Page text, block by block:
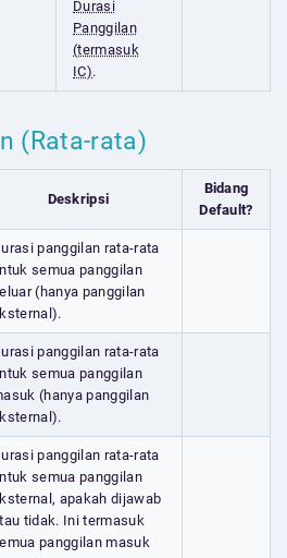
Durasi
Panggilan
(termasuk
IC).
(Rata-rata)
Deskripsi
Bidang
Default?
panggilan rata-rata
semua panggilan
(hanya panggilan
panggilan rata-rata
semua panggilan
(hanya panggilan
panggilan rata-rata
semua panggilan
apakah dijawab
tidak. Ini termasuk
panggilan masuk